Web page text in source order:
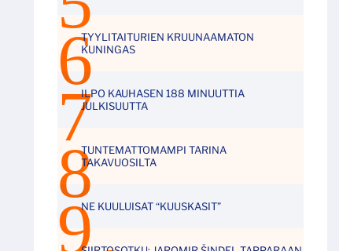
TYYLITAITURIEN KRUUNAAMATON
KUNINGAS
ILPO KAUHASEN 188 MINUUTTIA
JULKISUUTTA
TUNTEMATTOMAMPI TARINA
TAKAVUOSILTA
NE KUULUISAT “KUUSKASIT”